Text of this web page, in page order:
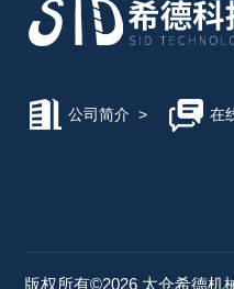
公司简介 > 在
版权所有©2026 太仓希德机